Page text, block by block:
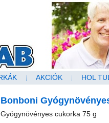
AKCIÓK HOL
Bonboni
Gyógynövényes cukorka 75 g